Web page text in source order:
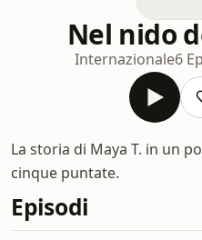
Nel nido
Internazionale6
La storia di Maya T. in un
cinque puntate.
Episodi